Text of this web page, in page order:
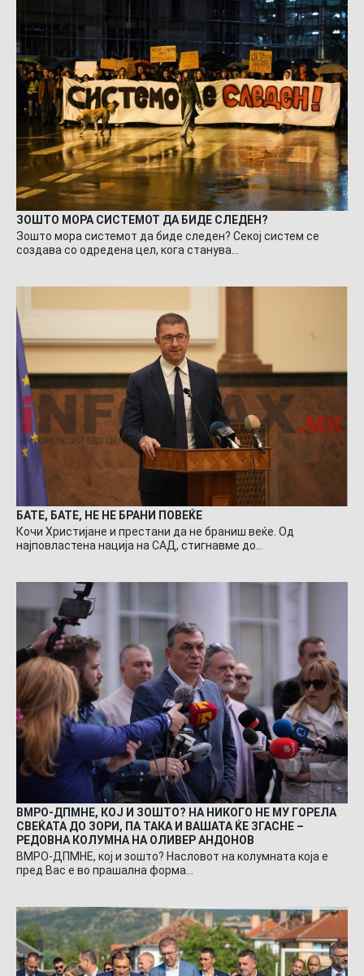
ЗОШТО МОРА СИСТЕМОТ ДА БИДЕ СЛЕДЕН?
Зошто мора системот да биде следен? Секој систем се
создава со одредена цел, кога станува…
БАТЕ, БАТЕ, НЕ НЕ БРАНИ ПОВЕЌЕ
Кочи Христијане и престани да не браниш веќе. Од
најповластена нација на САД, стигнавме до…
ВМРО-ДПМНЕ, КОЈ И ЗОШТО? НА НИКОГО НЕ МУ ГОРЕЛА
СВЕЌАТА ДО ЗОРИ, ПА ТАКА И ВАШАТА ЌЕ ЗГАСНЕ –
РЕДОВНА КОЛУМНА НА ОЛИВЕР АНДОНОВ
ВМРО-ДПМНЕ, кој и зошто? Насловот на колумната која е
пред Вас е во прашална форма…